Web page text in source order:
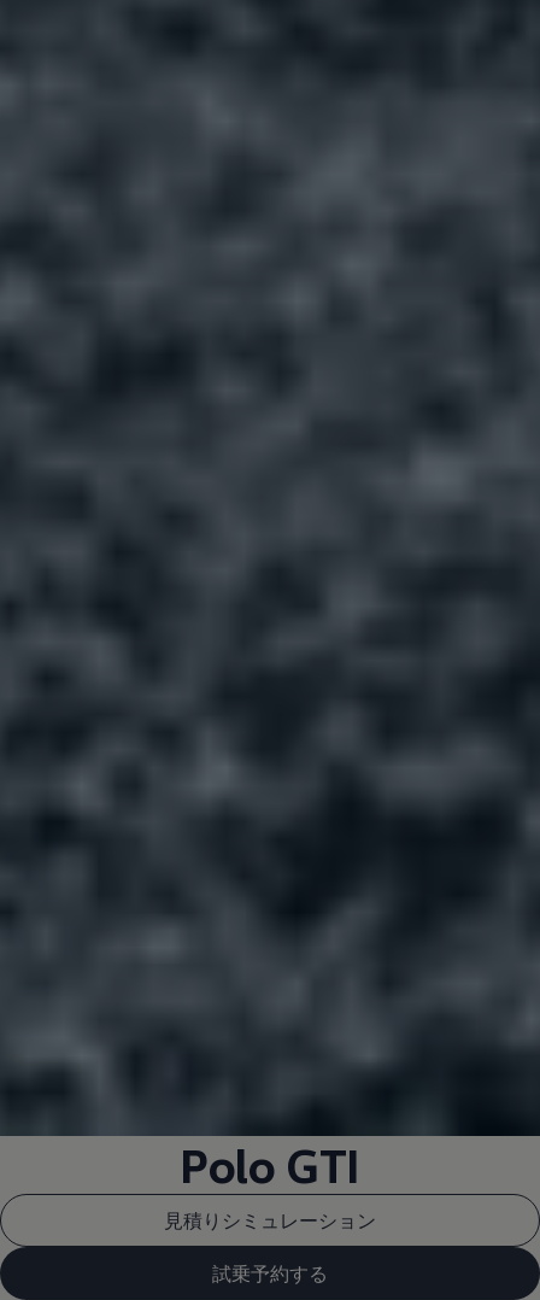
Polo GTI
見積りシミュレーション
試乗予約する